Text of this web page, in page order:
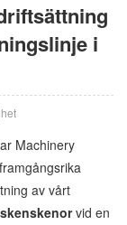
i
Machinery
av vårt
vid en